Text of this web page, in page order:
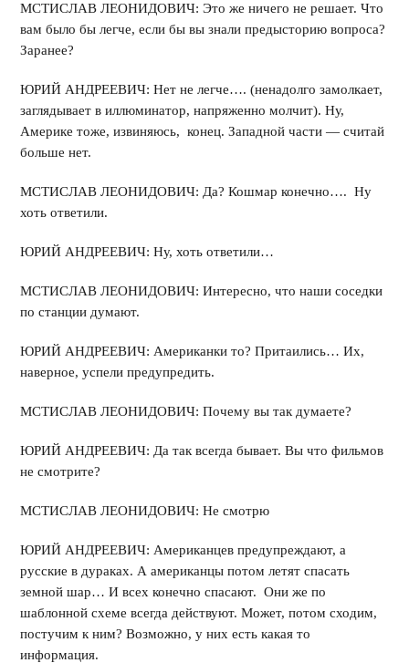
МСТИСЛАВ ЛЕОНИДОВИЧ: Это же ничего не решает. Что
вам было бы легче, если бы вы знали предысторию вопроса?
Заранее?
ЮРИЙ АНДРЕЕВИЧ: Нет не легче…. (ненадолго замолкает,
заглядывает в иллюминатор, напряженно молчит). Ну,
Америке тоже, извиняюсь, конец. Западной части — считай
больше нет.
МСТИСЛАВ ЛЕОНИДОВИЧ: Да? Кошмар конечно…. Ну
хоть ответили.
ЮРИЙ АНДРЕЕВИЧ: Ну, хоть ответили…
МСТИСЛАВ ЛЕОНИДОВИЧ: Интересно, что наши соседки
по станции думают.
ЮРИЙ АНДРЕЕВИЧ: Американки то? Притаились… Их,
наверное, успели предупредить.
МСТИСЛАВ ЛЕОНИДОВИЧ: Почему вы так думаете?
ЮРИЙ АНДРЕЕВИЧ: Да так всегда бывает. Вы что фильмов
не смотрите?
МСТИСЛАВ ЛЕОНИДОВИЧ: Не смотрю
ЮРИЙ АНДРЕЕВИЧ: Американцев предупреждают, а
русские в дураках. А американцы потом летят спасать
земной шар… И всех конечно спасают. Они же по
шаблонной схеме всегда действуют. Может, потом сходим,
постучим к ним? Возможно, у них есть какая то
информация.